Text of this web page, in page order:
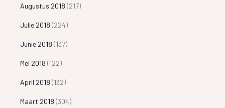
Augustus 2018 (217)
Julie 2018 (224)
Junie 2018 (137)
Mei 2018 (122)
April 2018 (132)
Maart 2018 (304)